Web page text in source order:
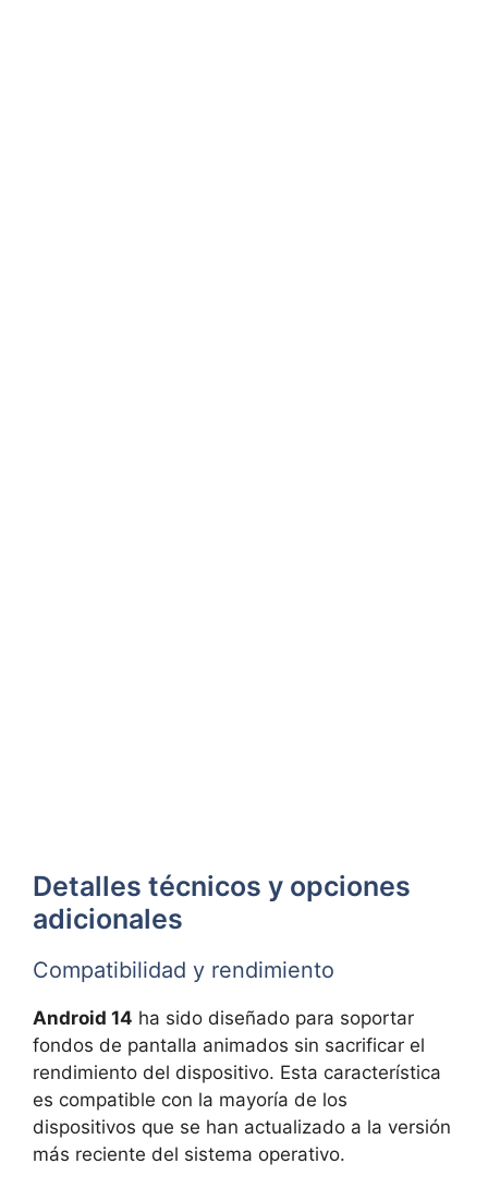
Detalles técnicos y opciones
adicionales
Compatibilidad y rendimiento
Android 14 ha sido diseñado para soportar
fondos de pantalla animados sin sacrificar el
rendimiento del dispositivo. Esta característica
es compatible con la mayoría de los
dispositivos que se han actualizado a la versión
más reciente del sistema operativo.